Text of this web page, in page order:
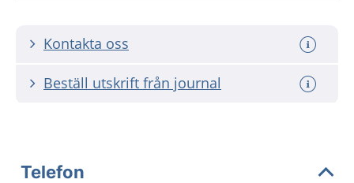
Kontakta oss
Beställ utskrift från journal
Telefon